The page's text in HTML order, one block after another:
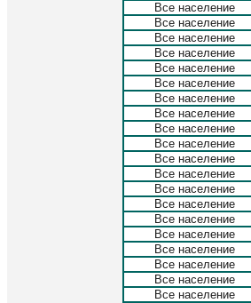
Все население
Все население
Все население
Все население
Все население
Все население
Все население
Все население
Все население
Все население
Все население
Все население
Все население
Все население
Все население
Все население
Все население
Все население
Все население
Все население